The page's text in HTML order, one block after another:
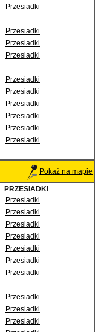
Przesiadki
Przesiadki
Przesiadki
Przesiadki
Przesiadki
Przesiadki
Przesiadki
Przesiadki
Przesiadki
Przesiadki
Pokaż na mapie
PRZESIADKI
Przesiadki
Przesiadki
Przesiadki
Przesiadki
Przesiadki
Przesiadki
Przesiadki
Przesiadki
Przesiadki
Przesiadki